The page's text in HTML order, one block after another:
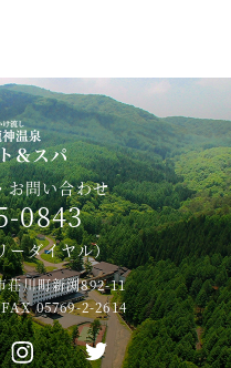
お問い合わせ
0843
ーダイヤル）
荘川町新渕892-11
05769-2-2614